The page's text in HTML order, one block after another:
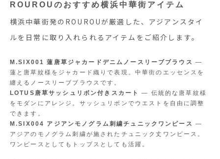
ROUROUのおすすめ横浜中華街アイテム
横浜中華街発のROUROUが厳選した、アジアンスタイ
ルを日常に取り入れられるアイテムをご紹介します。
M.SIX001 蓮唐草ジャカードデニムノースリーブブラウス —
蓮と唐草紋様をジャカード織りで表現。中華街のエッセンスを
纏えるノースリーブブラウスです。
LOTUS唐草サッシュリボン付きスカート
— 伝統的な唐草紋様
をモダンにアレンジ。サッシュリボンでウエストを自由に調整
できます。
M.SIX004 アジアンモノグラム刺繍チュニックワンピース —
アジアのモノグラム刺繍が施されたチュニック丈ワンピース。
ワンピースとしてもトップスとしても活躍。